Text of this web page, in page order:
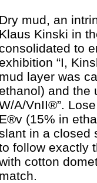
Dry mud, an
Klaus Kinski in
to
“I,
mud layer was
and the
A/VnII®”.
E®v (15% in
in a closed
follow exactly
cotton
match.